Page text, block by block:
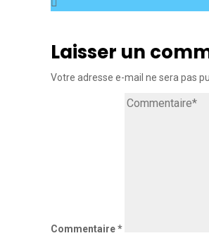
Laisser un
Votre adresse e-mail ne sera pas
Commentaire*